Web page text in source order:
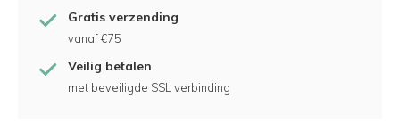
Gratis verzending
vanaf €75
Veilig betalen
met beveiligde SSL verbinding